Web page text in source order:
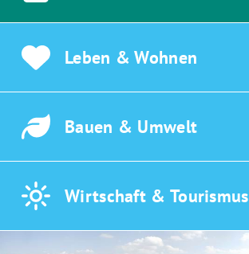
Leben & Wohnen
Bauen & Umwelt
Wirtschaft & Tourismus